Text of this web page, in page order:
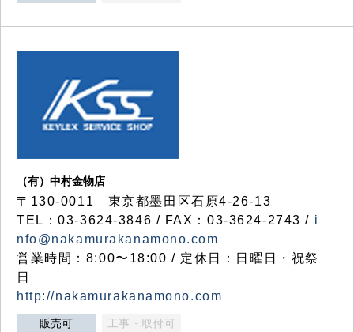
（有）中村金物店
〒130-0011 東京都墨田区石原4-26-13
TEL：03-3624-3846 / FAX：03-3624-2743 / i
nfo@nakamurakanamono.com
営業時間：8:00〜18:00 / 定休日：日曜日・祝祭
日
http://nakamurakanamono.com
販売可 工事・取付可